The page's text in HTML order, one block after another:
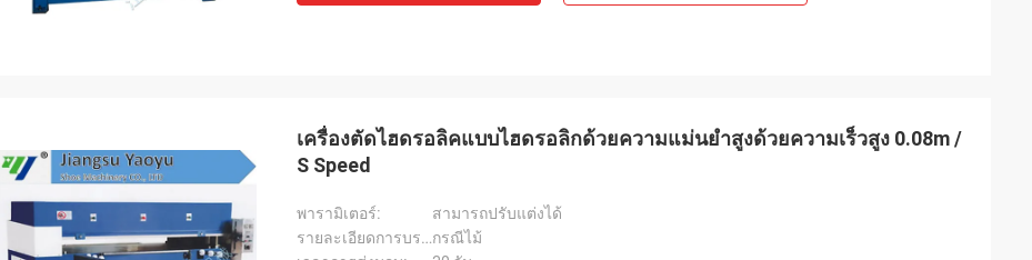
เครื่องตัดไฮดรอลิคแบบไฮดรอลิกด้วยความแม่นยำสูงด้วยความเร็วสูง 0.08m /
S Speed
พารามิเตอร์:
สามารถปรับแต่งได้
รายละเอียดการบรรจุ:กรณีไม้